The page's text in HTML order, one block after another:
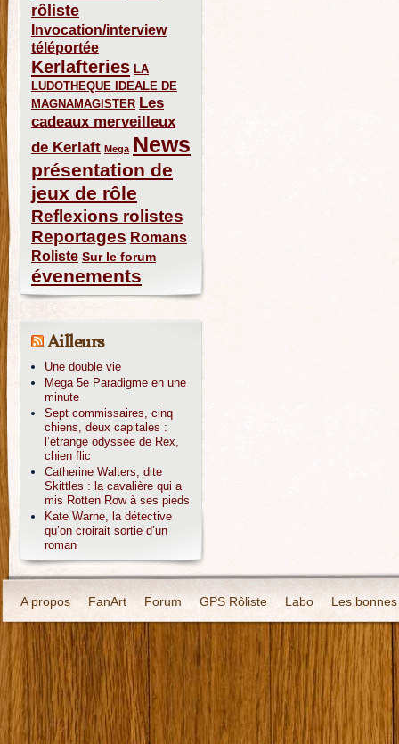
rôliste
Invocation/interview
téléportée
Kerlafteries LA
LUDOTHEQUE IDEALE DE
MAGNAMAGISTER Les
cadeaux merveilleux
de Kerlaft Mega News
présentation de
jeux de rôle
Reflexions rolistes
Reportages Romans
Roliste Sur le forum
évenements
Ailleurs
Une double vie
Mega 5e Paradigme en une
minute
Sept commissaires, cinq
chiens, deux capitales :
l’étrange odyssée de Rex,
chien flic
Catherine Walters, dite
Skittles : la cavalière qui a
mis Rotten Row à ses pieds
Kate Warne, la détective
qu’on croirait sortie d’un
roman
A propos FanArt Forum GPS Rôliste Labo Les